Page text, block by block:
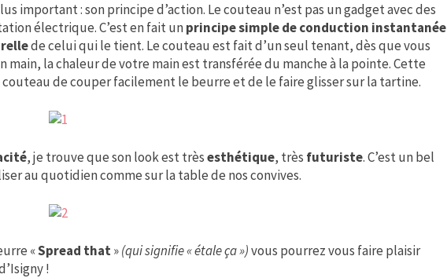
important : son principe d’action. Le couteau n’est pas un gadget avec des
électrique. C’est en fait unprincipe simple de conduction instantanée
de celui qui le tient. Le couteau est fait d’un seul tenant, dès que vous
main, la chaleur de votre main est transférée du manche à la pointe. Cette
de couper facilement le beurre et de le faire glisser sur la tartine.
, je trouve que son look est trèsesthétique, très futuriste. C’est un bel
au quotidien comme sur la table de nos convives.
«Spread that»(qui signifie « étale ça »)vous pourrez vous faire plaisir
!